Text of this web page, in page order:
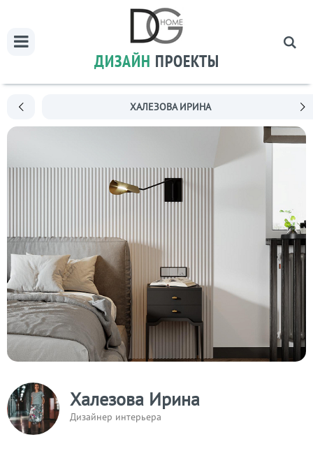
ДИЗАЙН ПРОЕКТЫ
ХАЛЕЗОВА ИРИНА
Халезова Ирина
Дизайнер интерьера